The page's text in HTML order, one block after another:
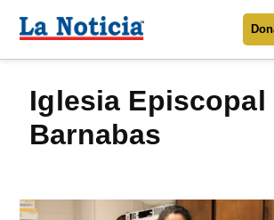
Para mantenerte informado
contenido
Noticia
Iglesia Episcopal San
Barnabas